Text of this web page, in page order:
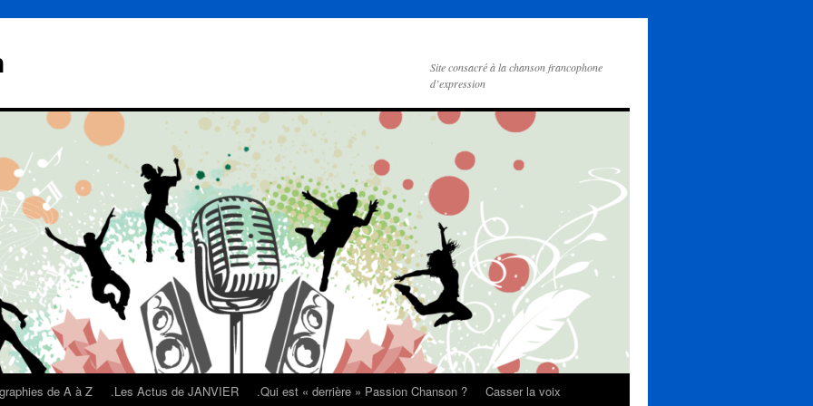
Site consacré à la chanson francophone
d’expression
de A à Z .Les Actus de JANVIER .Qui est « derrière » Passion Chanson ?
Casser la voix